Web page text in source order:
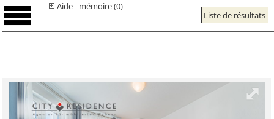
Liste de résultats
Aide - mémoire (0)